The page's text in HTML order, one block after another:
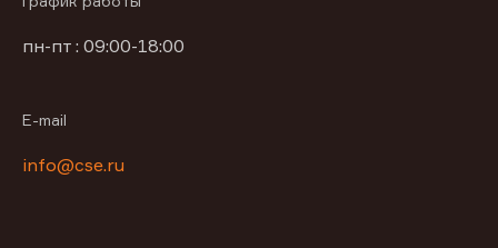
пн-пт : 09:00-18:00
E-mail
info@cse.ru